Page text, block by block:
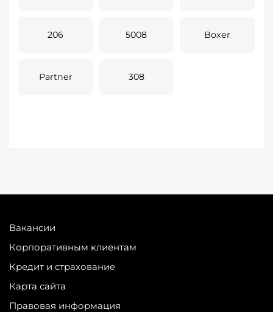
206 5008 Boxer
Partner 308
Вакансии
Корпоративным клиентам
Кредит и страхование
Карта сайта
Правовая информация